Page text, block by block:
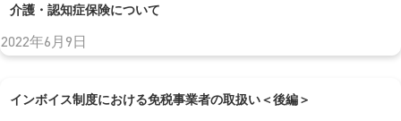
介護・認知症保険について
2022年6月9日
インボイス制度における免税事業者の取扱い＜後編＞